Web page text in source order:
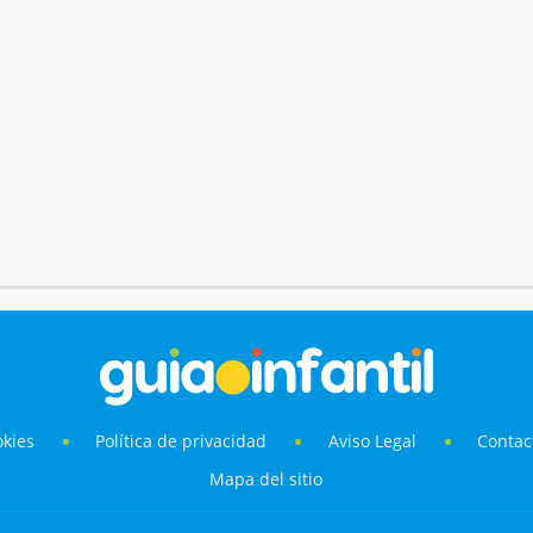
Política de privacidad Aviso Legal
Mapa del sitio